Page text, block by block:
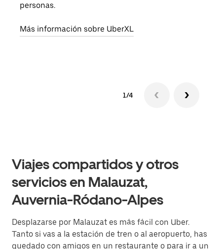
personas.
Más información sobre UberXL
1/4
Viajes compartidos y otros
servicios en Malauzat,
Auvernia-Ródano-Alpes
Desplazarse por Malauzat es más fácil con Uber.
Tanto si vas a la estación de tren o al aeropuerto, has
quedado con amigos en un restaurante o para ir a un